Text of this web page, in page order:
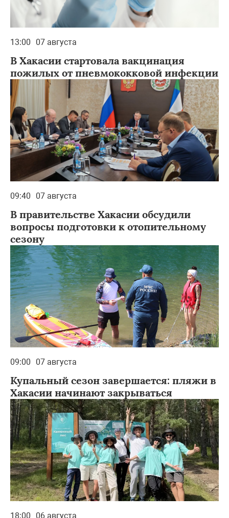
13:00 07 августа
В Хакасии стартовала вакцинация
пожилых от пневмококковой инфекции
09:40 07 августа
В правительстве Хакасии обсудили
вопросы подготовки к отопительному
сезону
09:00 07 августа
Купальный сезон завершается: пляжи в
Хакасии начинают закрываться
18:00 06 августа